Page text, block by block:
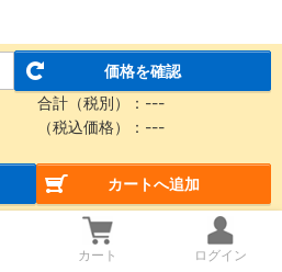
価格を確認
合計（税別）： ---
（税込価格）： ---
カートへ追加
カート ログイン